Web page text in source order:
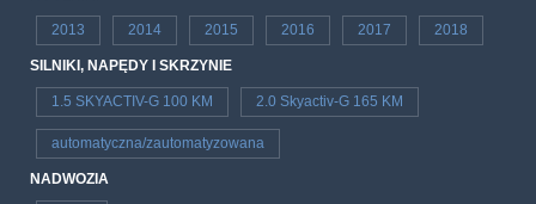
2013 2014 2015 2016 2017 2018
SILNIKI, NAPĘDY I SKRZYNIE
1.5 SKYACTIV-G 100 KM 2.0 Skyactiv-G 165 KM
automatyczna/zautomatyzowana
NADWOZIA